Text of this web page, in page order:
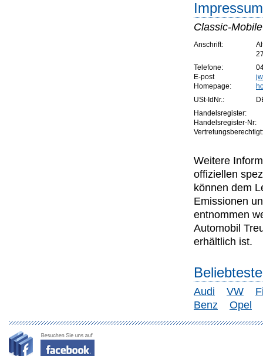
Classic-
Anschrift:
Telefone:
E-post
Homepage:
USt-IdNr.:
Handelsregister:
Handelsregister-Nr:
Vertretungsberechtigt:
Weitere
offiziellen
können dem
Emissionen
entnommen
Automobil
erhältlich ist.
Audi VW
Benz
Opel